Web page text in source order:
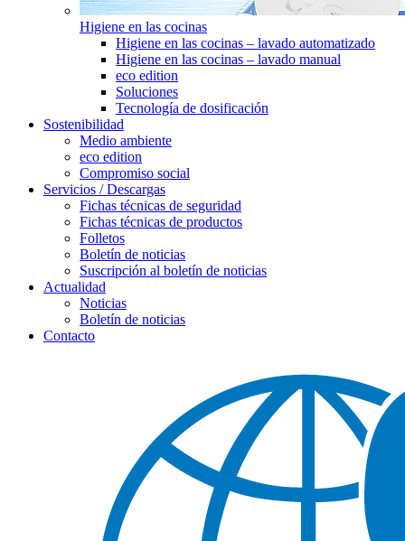
Higiene en las cocinas
Higiene en las cocinas – lavado automatizado
Higiene en las cocinas – lavado manual
eco edition
Soluciones
Tecnología de dosificación
Sostenibilidad
Medio ambiente
eco edition
Compromiso social
Servicios / Descargas
Fichas técnicas de seguridad
Fichas técnicas de productos
Folletos
Boletín de noticias
Suscripción al boletín de noticias
Actualidad
Noticias
Boletín de noticias
Contacto